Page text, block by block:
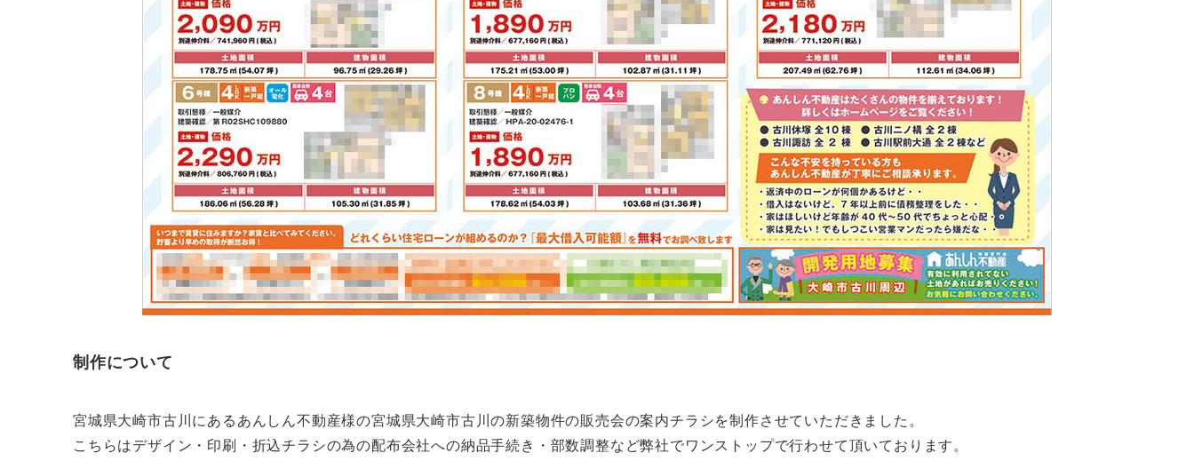
制作について
宮城県大崎市古川にあるあんしん不動産様の宮城県大崎市古川の新築物件の販売会の案内チラシを制作させていただきました。
こちらはデザイン・印刷・折込チラシの為の配布会社への納品手続き・部数調整など弊社でワンストップで行わせて頂いております。